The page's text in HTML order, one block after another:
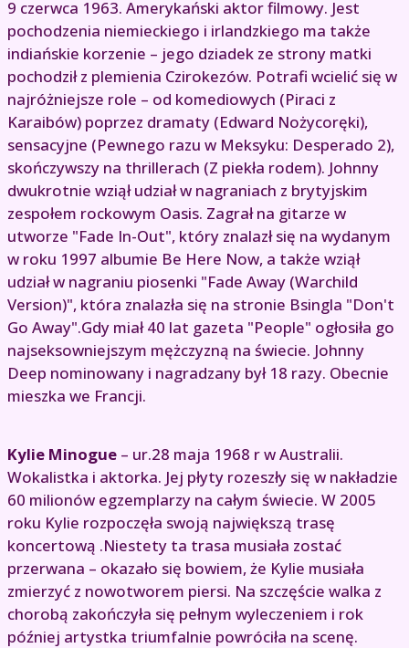
9 czerwca 1963. Amerykański aktor filmowy. Jest
pochodzenia niemieckiego i irlandzkiego ma także
indiańskie korzenie – jego dziadek ze strony matki
pochodził z plemienia Czirokezów. Potrafi wcielić się w
najróżniejsze role – od komediowych (Piraci z
Karaibów) poprzez dramaty (Edward Nożycoręki),
sensacyjne (Pewnego razu w Meksyku: Desperado 2),
skończywszy na thrillerach (Z piekła rodem). Johnny
dwukrotnie wziął udział w nagraniach z brytyjskim
zespołem rockowym Oasis. Zagrał na gitarze w
utworze "Fade In-Out", który znalazł się na wydanym
w roku 1997 albumie Be Here Now, a także wziął
udział w nagraniu piosenki "Fade Away (Warchild
Version)", która znalazła się na stronie Bsingla "Don't
Go Away".Gdy miał 40 lat gazeta "People" ogłosiła go
najseksowniejszym mężczyzną na świecie. Johnny
Deep nominowany i nagradzany był 18 razy. Obecnie
mieszka we Francji.
Kylie Minogue – ur.28 maja 1968 r w Australii.
Wokalistka i aktorka. Jej płyty rozeszły się w nakładzie
60 milionów egzemplarzy na całym świecie. W 2005
roku Kylie rozpoczęła swoją największą trasę
koncertową .Niestety ta trasa musiała zostać
przerwana – okazało się bowiem, że Kylie musiała
zmierzyć z nowotworem piersi. Na szczęście walka z
chorobą zakończyła się pełnym wyleczeniem i rok
później artystka triumfalnie powróciła na scenę.